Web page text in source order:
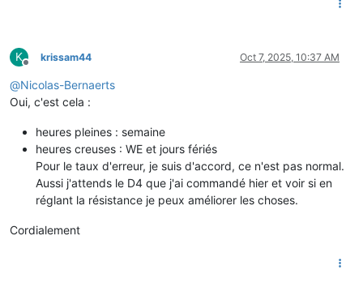
K
Offline
krissam44 Oct 7, 2025, 10:37 AM
@Nicolas-Bernaerts
Oui, c'est cela :
heures pleines : semaine
heures creuses : WE et jours fériés
Pour le taux d'erreur, je suis d'accord, ce n'est pas normal.
Aussi j'attends le D4 que j'ai commandé hier et voir si en
réglant la résistance je peux améliorer les choses.
Cordialement